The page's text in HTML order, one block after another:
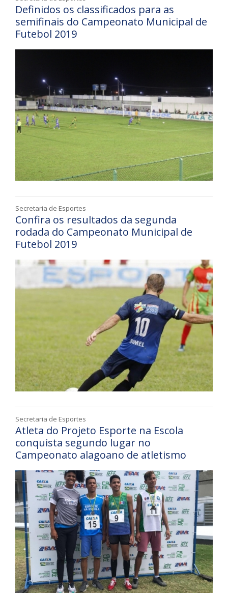
Definidos os classificados para as
semifinais do Campeonato Municipal de
Futebol 2019
Secretaria de Esportes
Confira os resultados da segunda
rodada do Campeonato Municipal de
Futebol 2019
Secretaria de Esportes
Atleta do Projeto Esporte na Escola
conquista segundo lugar no
Campeonato alagoano de atletismo